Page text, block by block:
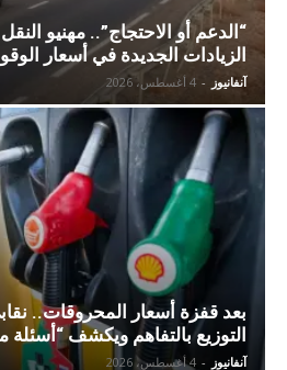
“الدعم أو الاحتجاج”.. مهنيو
الزيادات الجديدة في أسعار
آنفانيوز - 4 أغسطس، 2026
بعد قفزة أسعار المحروقات..
التوزيع بالتفاهم ويكشف
آنفانيوز - 4 أغسطس، 2026